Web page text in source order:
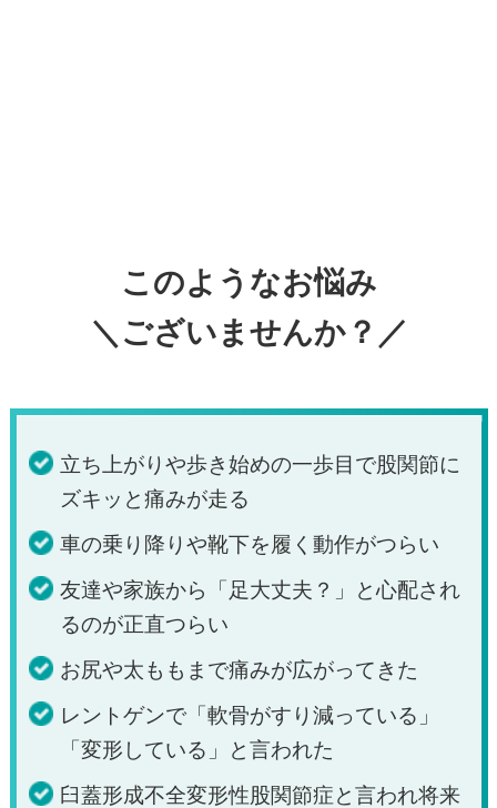
このようなお悩み
＼ございませんか？／
立ち上がりや歩き始めの一歩目で股関節に
ズキッと痛みが走る
車の乗り降りや靴下を履く動作がつらい
友達や家族から「足大丈夫？」と心配され
るのが正直つらい
お尻や太ももまで痛みが広がってきた
レントゲンで「軟骨がすり減っている」
「変形している」と言われた
臼蓋形成不全変形性股関節症と言われ将来